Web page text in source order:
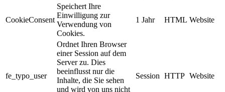
CookieConsent
Speichert Ihre
Einwilligung zur
Verwendung von
Cookies.
1 Jahr HTML Website
fe_typo_user
Ordnet Ihren Browser
einer Session auf dem
Server zu. Dies
beeinflusst nur die
Inhalte, die Sie sehen
und wird von uns nicht
Session HTTP Website